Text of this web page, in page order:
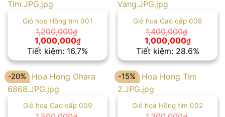
Giỏ hoa Hồng tím 001
1,200,000₫
Giá
gốc
là:
1,200,000₫.
1,000,000₫Giá
hiện
tại
là:
1,000,000₫.
Tiết kiệm: 16.7%
Giỏ hoa Cao cấp 008
1,400,000₫
Giá
gốc
là:
1,400,000₫.
1,000,000₫Giá
hiện
tại
là:
Tiết kiệm: 28.6%
-20%
Giỏ hoa Cao cấp 009
-15%
Giỏ hoa Hồng tím 002